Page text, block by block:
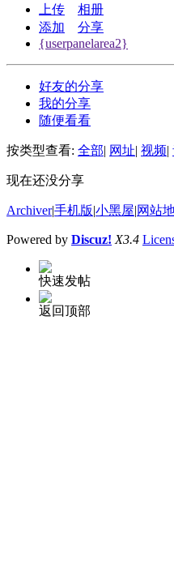
上传
相册
添加
分享
{userpanelarea2}
好友的分享
我的分享
随便看看
按类型查看: 全部 网址 视频
现在还没分享
Archiver|手机版 小黑屋 网站
Powered by Discuz! X3.4
快速发帖
返回顶部